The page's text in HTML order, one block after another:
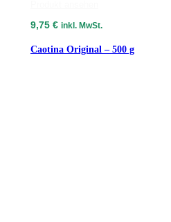
9,75 € inkl. MwSt.
Caotina Original – 500 g